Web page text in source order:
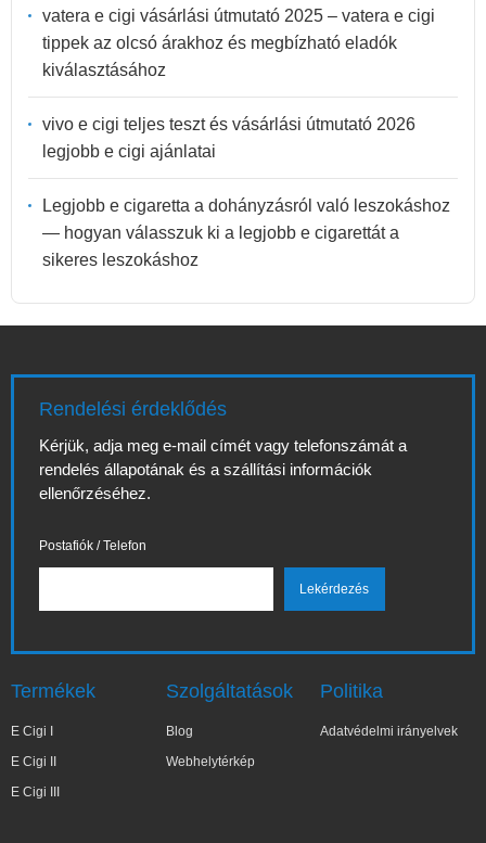
vatera e cigi vásárlási útmutató 2025 – vatera e cigi
tippek az olcsó árakhoz és megbízható eladók
kiválasztásához
vivo e cigi teljes teszt és vásárlási útmutató 2026
legjobb e cigi ajánlatai
Legjobb e cigaretta a dohányzásról való leszokáshoz
— hogyan válasszuk ki a legjobb e cigarettát a
sikeres leszokáshoz
Rendelési érdeklődés
Kérjük, adja meg e-mail címét vagy telefonszámát a
rendelés állapotának és a szállítási információk
ellenőrzéséhez.
Postafiók / Telefon
Termékek
E Cigi I
E Cigi II
E Cigi III
Szolgáltatások
Blog
Webhelytérkép
Politika
Adatvédelmi irányelvek